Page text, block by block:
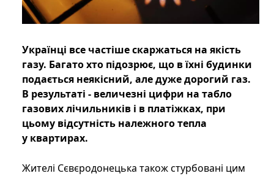
Українці все частіше скаржаться на якість
газу. Багато хто підозрює, що в їхні будинки
подається неякісний, але дуже дорогий газ.
В результаті - величезні цифри на табло
газових лічильників і в платіжках, при
цьому відсутність належного тепла
у квартирах.
Жителі Сєвєродонецька також стурбовані цим